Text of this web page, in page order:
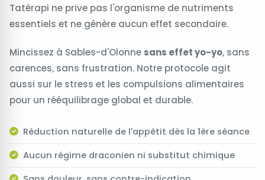
Tatérapi ne prive pas l'organisme de nutriments
essentiels et ne génère aucun effet secondaire.
Mincissez à Sables-d'Olonne sans effet yo-yo, sans
carences, sans frustration. Notre protocole agit
aussi sur le stress et les compulsions alimentaires
pour un rééquilibrage global et durable.
Réduction naturelle de l'appétit dès la 1ère séance
Aucun régime draconien ni substitut chimique